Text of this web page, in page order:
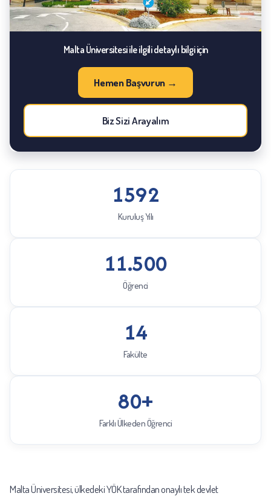
Malta Üniversitesi ile ilgili detaylı bilgi için
Hemen Başvurun →
Biz Sizi Arayalım
1592
Kuruluş Yılı
11.500
Öğrenci
14
Fakülte
80+
Farklı Ülkeden Öğrenci
Malta Üniversitesi, ülkedeki YÖK tarafından onaylı tek devlet